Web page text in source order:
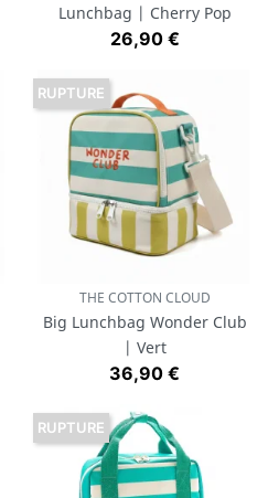
Lunchbag | Cherry Pop
Prix
26,90 €
THE COTTON CLOUD
Big Lunchbag Wonder Club
| Vert
Prix
36,90 €
RUPTURE
RUPTURE